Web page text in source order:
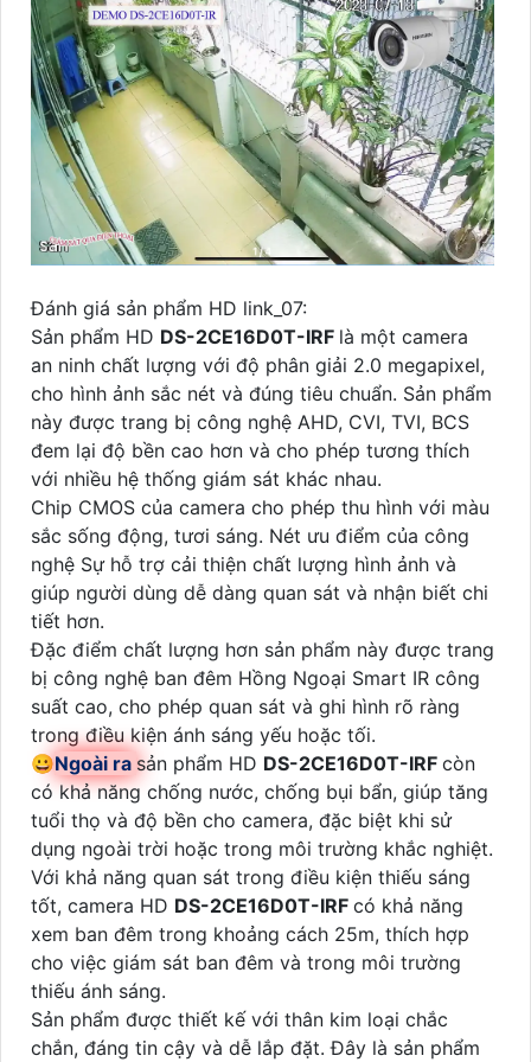
Đánh giá sản phẩm HD link_07:
Sản phẩm HD DS-2CE16D0T-IRF là một camera
an ninh chất lượng với độ phân giải 2.0 megapixel,
cho hình ảnh sắc nét và đúng tiêu chuẩn. Sản phẩm
này được trang bị công nghệ AHD, CVI, TVI, BCS
đem lại độ bền cao hơn và cho phép tương thích
với nhiều hệ thống giám sát khác nhau.
Chip CMOS của camera cho phép thu hình với màu
sắc sống động, tươi sáng. Nét ưu điểm của công
nghệ Sự hỗ trợ cải thiện chất lượng hình ảnh và
giúp người dùng dễ dàng quan sát và nhận biết chi
tiết hơn.
Đặc điểm chất lượng hơn sản phẩm này được trang
bị công nghệ ban đêm Hồng Ngoại Smart IR công
suất cao, cho phép quan sát và ghi hình rõ ràng
trong điều kiện ánh sáng yếu hoặc tối.
😀Ngoài ra sản phẩm HD DS-2CE16D0T-IRF còn
có khả năng chống nước, chống bụi bẩn, giúp tăng
tuổi thọ và độ bền cho camera, đặc biệt khi sử
dụng ngoài trời hoặc trong môi trường khắc nghiệt.
Với khả năng quan sát trong điều kiện thiếu sáng
tốt, camera HD DS-2CE16D0T-IRF có khả năng
xem ban đêm trong khoảng cách 25m, thích hợp
cho việc giám sát ban đêm và trong môi trường
thiếu ánh sáng.
Sản phẩm được thiết kế với thân kim loại chắc
chắn, đáng tin cậy và dễ lắp đặt. Đây là sản phẩm